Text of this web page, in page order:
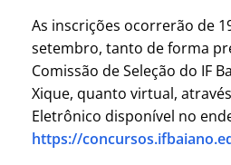
As inscrições ocorrerão de
setembro, tanto de forma
Comissão de Seleção do IF
Xique, quanto virtual,
Eletrônico disponível no
https://